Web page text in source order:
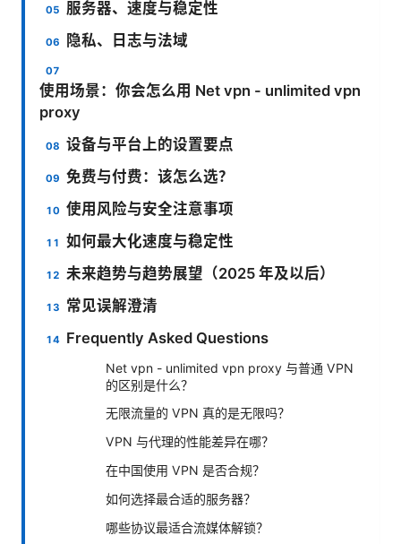
服务器、速度与稳定性
隐私、日志与法域
使用场景：你会怎么用 Net vpn - unlimited vpn
proxy
设备与平台上的设置要点
免费与付费：该怎么选？
使用风险与安全注意事项
如何最大化速度与稳定性
未来趋势与趋势展望（2025 年及以后）
常见误解澄清
Frequently Asked Questions
Net vpn - unlimited vpn proxy 与普通 VPN
的区别是什么？
无限流量的 VPN 真的是无限吗？
VPN 与代理的性能差异在哪？
在中国使用 VPN 是否合规？
如何选择最合适的服务器？
哪些协议最适合流媒体解锁？